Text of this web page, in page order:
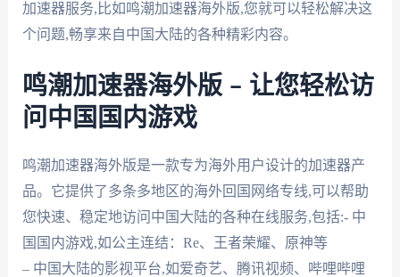
加速器服务,比如鸣潮加速器海外版,您就可以轻松解决这
个问题,畅享来自中国大陆的各种精彩内容。
鸣潮加速器海外版 – 让您轻松访
问中国国内游戏
鸣潮加速器海外版是一款专为海外用户设计的加速器产
品。它提供了多条多地区的海外回国网络专线,可以帮助
您快速、稳定地访问中国大陆的各种在线服务,包括:- 中
国国内游戏,如公主连结：Re、王者荣耀、原神等
– 中国大陆的影视平台,如爱奇艺、腾讯视频、哔哩哔哩